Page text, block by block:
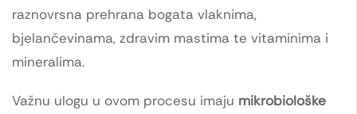
raznovrsna prehrana bogata vlaknima,
bjelančevinama, zdravim mastima te vitaminima i
mineralima.
Važnu ulogu u ovom procesu imaju mikrobiološke